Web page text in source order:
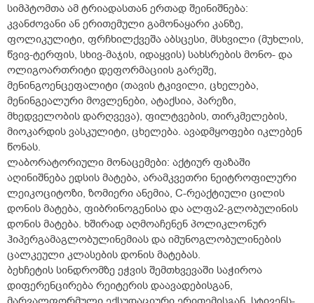
სიმპტომთა ამ ტრიადასთან ერთად შეინიშნება:
კვანძოვანი ან ერითემული გამონაყარი კანზე,
ფოლიკულიტი, ფრჩხილქვეშა აბსცესი, მსხვილი (მუხლის,
წვივ-ტერფის, სხივ-მაჯის, იდაყვის) სახსრების მონო- და
ოლიგოართრიტი დეფორმაციის გარეშე,
მენინგოენცეფალიტი (თავის ტკივილი, ცხელება,
მენინგეალური მოვლენები, ატაქსია, პარეზი,
მხედველობის დარღვევა), ფილტვების, თირკმელების,
მიოკარდის ვასკულიტი, ცხელება. ავადმყოფები იკლებენ
წონას.
ლაბორატორიული მონაცემები: აქტიურ ფაზაში
აღინიშნება ედსის მატება, არამკვეთრი ნეიტროფილური
ლეიკოციტოზი, ზომიერი ანემია, C-რეაქტიული ცილის
დონის მატება, ფიბრინოგენისა და ალფა2-გლობულინის
დონის მატება. ხშირად აღმოაჩენენ პოლიკლონურ
ჰიპერგამაგლობულინემიას და იმუნოგლობულინების
ცალკეული კლასების დონის მატებას.
ბეხჩეტის სინდრომზე ეჭვის შემთხვევაში საჭიროა
დიფერენცირება რეიტერის დაავადებისგან,